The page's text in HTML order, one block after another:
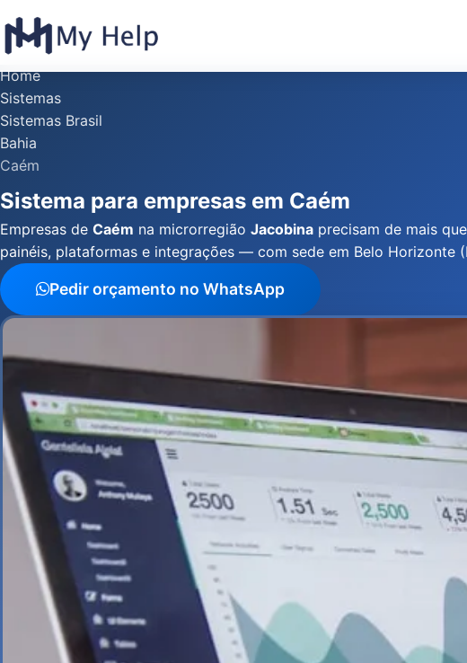
Home
Sistemas
Sistemas Brasil
Bahia
Caém
Sistema para empresas em Caém
Empresas de Caém na microrregião Jacobina precisam de mais
painéis, plataformas e integrações — com sede em Belo Horizonte
Pedir orçamento no WhatsApp